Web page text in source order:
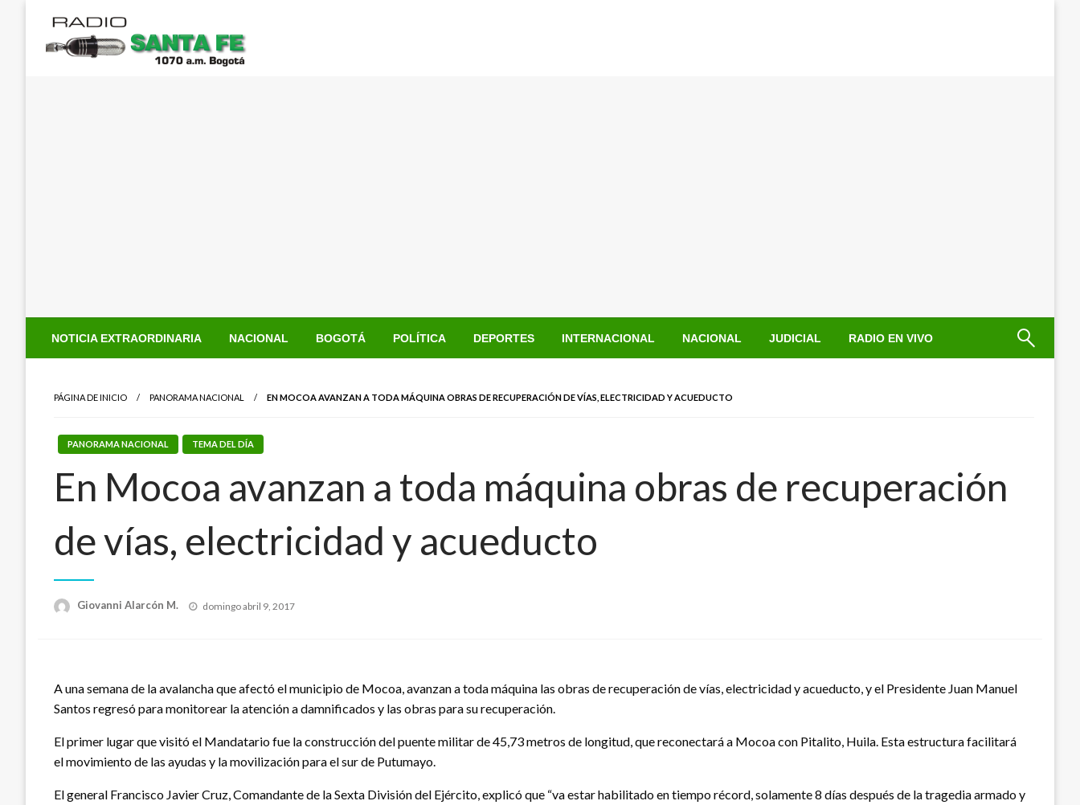
contenido
NOTICIA EXTRAORDINARIA NACIONAL BOGOTÁ POLÍTICA DEPORTES INTERNACIONAL NACIONAL JUDICIAL RADIO EN VIVO
PÁGINA DE INICIO PANORAMA NACIONAL EN MOCOA AVANZAN A TODA MÁQUINA OBRAS DE RECUPERACIÓN DE VÍAS, ELECTRICIDAD Y ACUEDUCTO
PANORAMA NACIONAL TEMA DEL DÍA
En Mocoa avanzan a toda máquina obras de recuperación
de vías, electricidad y acueducto
Giovanni Alarcón M.
Publicado
domingo abril 9, 2017
A una semana de la avalancha que afectó el municipio de Mocoa, avanzan a toda máquina las obras de recuperación de vías, electricidad y acueducto, y el Presidente Juan Manuel
Santos regresó para monitorear la atención a damnificados y las obras para su recuperación.
El primer lugar que visitó el Mandatario fue la construcción del puente militar de 45,73 metros de longitud, que reconectará a Mocoa con Pitalito, Huila. Esta estructura facilitará
el movimiento de las ayudas y la movilización para el sur de Putumayo.
El general Francisco Javier Cruz, Comandante de la Sexta División del Ejército, explicó que “va estar habilitado en tiempo récord, solamente 8 días después de la tragedia armado y